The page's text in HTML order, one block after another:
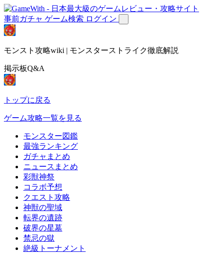
事前ガチャ ゲーム検索 ログイン
モンスト攻略wiki | モンスターストライク徹底解説
掲示板Q&A
トップに戻る
ゲーム攻略一覧を見る
モンスター図鑑
最強ランキング
ガチャまとめ
ニュースまとめ
彩獣神祭
コラボ予想
クエスト攻略
神獣の聖域
転界の遺跡
破界の星墓
禁忌の獄
絶級トーナメント